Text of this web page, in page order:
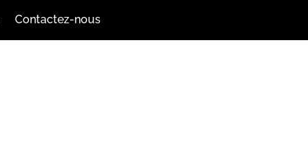
Contactez-nous